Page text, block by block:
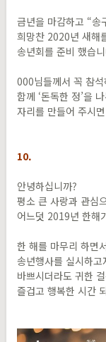
금년을 마감하고 “송
희망찬 2020년 새해
송년회를 준비 했습
000님들께서 꼭 참석
함께 ‘돈독한 정’을
자리를 만들어 주시
10.
안녕하십니까?
평소 큰 사랑과 관심
어느덧 2019년 한해
한 해를 마무리 하면
송년행사를 실시하고
바쁘시더라도 귀한
즐겁고 행복한 시간